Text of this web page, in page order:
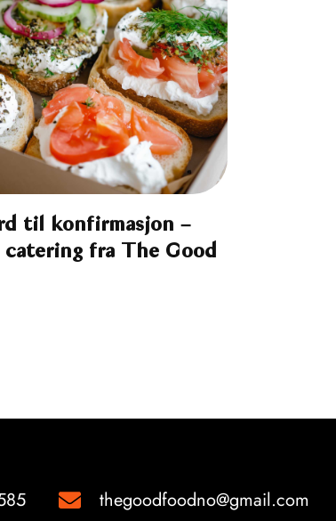
til konfirmasjon –
fra The Good
thegoodfoodno@gmail.com